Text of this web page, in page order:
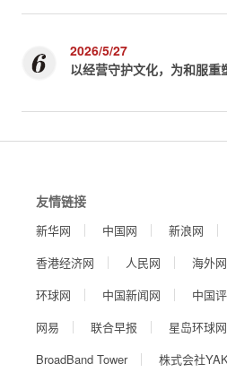
2026/5/27
以经营守护文化，为和服重
友情链接
新华网 中国网 新浪网
香港经济网
人民网 海外网
环球网
中国新闻网 中国
网易
联合早报
星岛环球网
BroadBand Tower
株式会社